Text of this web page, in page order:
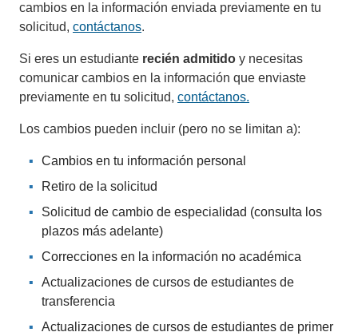
cambios en la información enviada previamente en tu
solicitud, contáctanos.
Si eres un estudiante recién admitido y necesitas
comunicar cambios en la información que enviaste
previamente en tu solicitud, contáctanos.
Los cambios pueden incluir (pero no se limitan a):
Cambios en tu información personal
Retiro de la solicitud
Solicitud de cambio de especialidad (consulta los
plazos más adelante)
Correcciones en la información no académica
Actualizaciones de cursos de estudiantes de
transferencia
Actualizaciones de cursos de estudiantes de primer